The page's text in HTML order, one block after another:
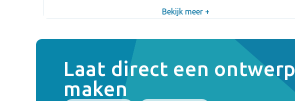
Bekijk meer +
Laat direct een ontwerp
maken